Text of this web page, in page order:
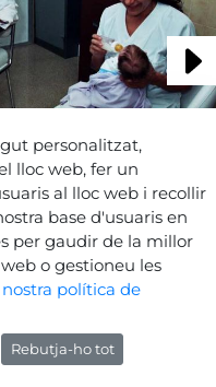
a les fotografies
Generalitat de Catalunya
personalitzat,
lloc web, fer un
al lloc web i recollir
base d'usuaris en
per gaudir de la millor
o gestioneu les
política de
Rebutja-ho tot